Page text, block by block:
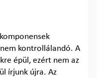
kontrollálandó. A
épül, ezért nem az
írjunk újra. Az